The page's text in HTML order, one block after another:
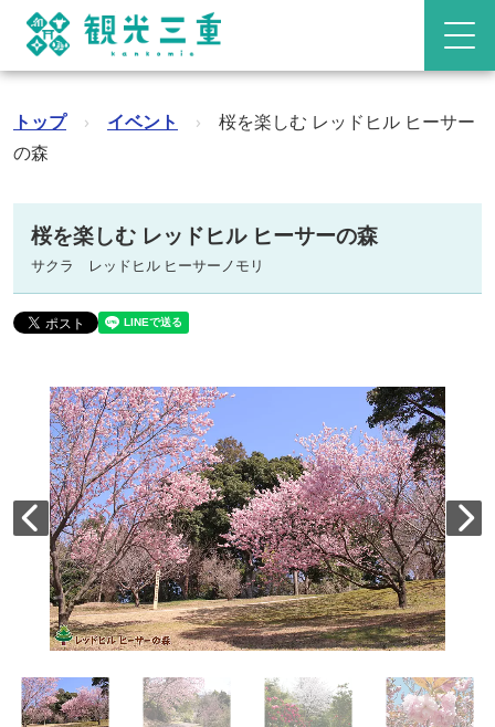
トップ › イベント ›
桜を楽しむ レッドヒル ヒーサー
の森
桜を楽しむ レッドヒル ヒーサーの森
サクラ レッドヒル ヒーサーノモリ